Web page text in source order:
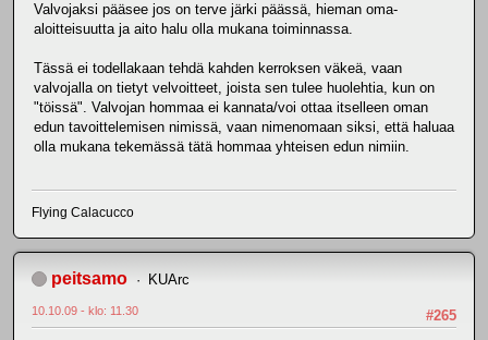
Valvojaksi pääsee jos on terve järki päässä, hieman oma-
aloitteisuutta ja aito halu olla mukana toiminnassa.
Tässä ei todellakaan tehdä kahden kerroksen väkeä, vaan
valvojalla on tietyt velvoitteet, joista sen tulee huolehtia, kun on
"töissä". Valvojan hommaa ei kannata/voi ottaa itselleen oman
edun tavoittelemisen nimissä, vaan nimenomaan siksi, että haluaa
olla mukana tekemässä tätä hommaa yhteisen edun nimiin.
Flying Calacucco
peitsamo KUArc
#265
10.10.09 - klo: 11.30